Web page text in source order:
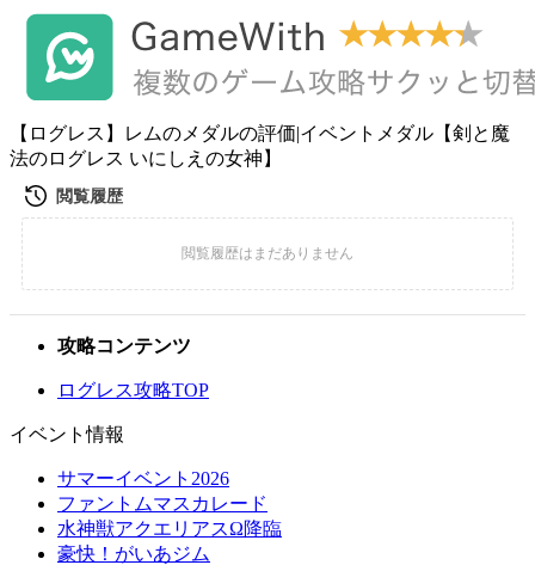
【ログレス】レムのメダルの評価|イベントメダル【剣と魔
法のログレス いにしえの女神】
攻略コンテンツ
ログレス攻略TOP
イベント情報
サマーイベント2026
ファントムマスカレード
水神獣アクエリアスΩ降臨
豪快！がいあジム